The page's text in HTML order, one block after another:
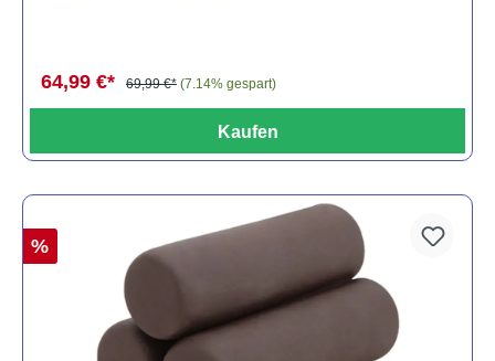
64,99 €* 69,99 €* (7.14% gespart)
Kaufen
%